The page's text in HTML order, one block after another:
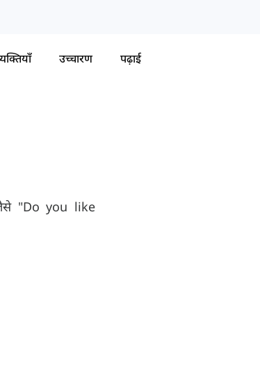
उच्चारण पढ़ाई
"Do you like